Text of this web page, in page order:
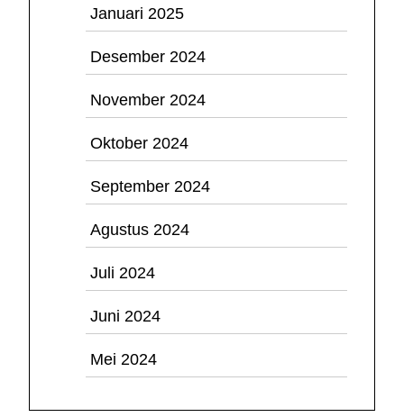
Januari 2025
Desember 2024
November 2024
Oktober 2024
September 2024
Agustus 2024
Juli 2024
Juni 2024
Mei 2024